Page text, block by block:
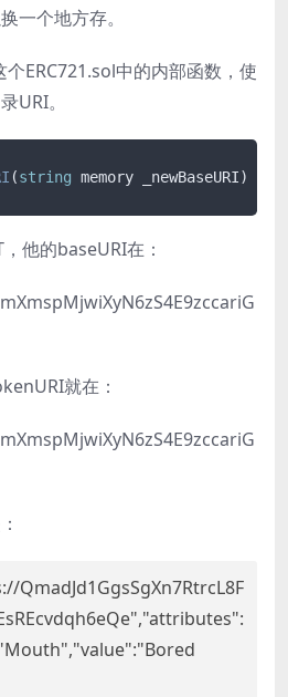
一个地方存。
ERC721.sol中的内部函数，使
URI。
(string memory _newBaseURI)
他的baseURI在：
就在：
QmadJd1GgsSgXn7RtrcL8F
, attributes :
Mouth , value : Bored